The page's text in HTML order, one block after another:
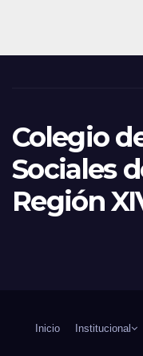
Colegio
Sociales
Región
Inicio Institucional